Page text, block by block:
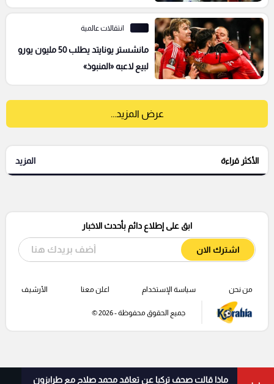
انتقالات عالمية
مانشستر يونايتد يطلب 50 مليون يورو
لبيع لاعبه «المنبوذ»
عرض المزيد...
الأكثر قراءة المزيد
ماذا قالت صحف تركيا عن تعاقد محمد صلاح مع طرابزون
ابق على إطلاع دائم بأحدث الاخبار
اشترك الان
من نحن سياسة الإستخدام اعلن معنا الأرشيف
جميع الحقوق محفوظة - 2026 ©